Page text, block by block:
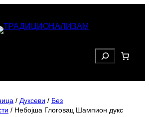
Search
/ Дуксеви / Без
/ Небојша Глоговац Шампион дукс